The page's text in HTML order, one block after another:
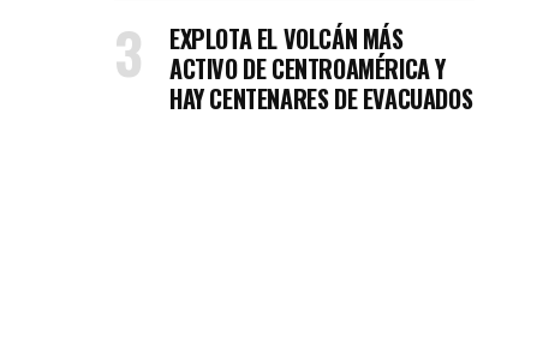
EXPLOTA EL VOLCÁN MÁS
ACTIVO DE CENTROAMÉRICA Y
HAY CENTENARES DE EVACUADOS